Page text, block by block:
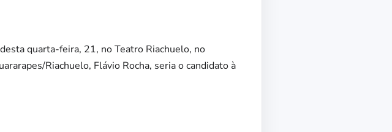
quarta-feira, 21, no Teatro Riachuelo, no
Riachuelo, Flávio Rocha, seria o candidato à